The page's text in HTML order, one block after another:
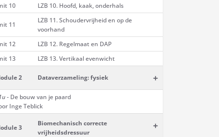
10
LZB 10. Hoofd, kaak, onderhals
11
LZB 11. Schoudervrijheid en op de
voorhand
12
LZB 12. Regelmaat en DAP
13
LZB 13. Vertikaal evenwicht
2 Dataverzameling: fysiek +
- De bouw van je paard
Inge Teblick
3
Biomechanisch correcte
vrijheidsdressuur
+